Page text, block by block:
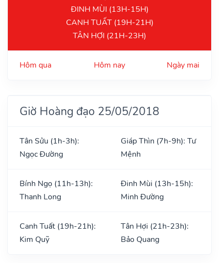
ĐINH MÙI (13H-15H)
CANH TUẤT (19H-21H)
TÂN HỢI (21H-23H)
Hôm qua Hôm nay Ngày mai
Giờ Hoàng đạo 25/05/2018
Tân Sửu (1h-3h):
Ngọc Đường
Giáp Thìn (7h-9h): Tư
Mệnh
Bính Ngọ (11h-13h):
Thanh Long
Đinh Mùi (13h-15h):
Minh Đường
Canh Tuất (19h-21h):
Kim Quỹ
Tân Hợi (21h-23h):
Bảo Quang